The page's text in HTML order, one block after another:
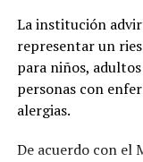
quien
y
si no
La institución
representar un
para niños,
personas con
alergias.
De acuerdo con el